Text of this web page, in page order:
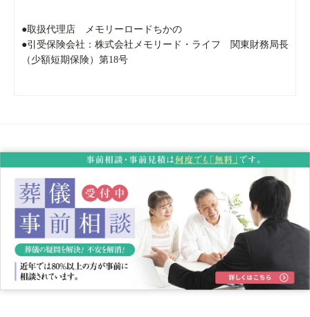
●取扱代理店 メモリーロードちかの
●引受保険会社：株式会社メモリード・ライフ 関東財務局長
（少額短期保険）第18号